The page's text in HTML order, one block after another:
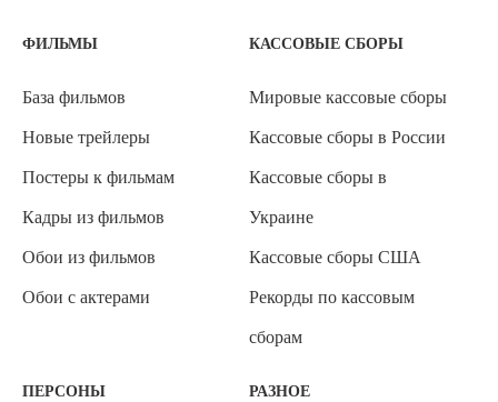
ФИЛЬМЫ
База фильмов
Новые трейлеры
Постеры к фильмам
Кадры из фильмов
Обои из фильмов
Обои с актерами
КАССОВЫЕ СБОРЫ
Мировые кассовые сборы
Кассовые сборы в России
Кассовые сборы в
Украине
Кассовые сборы США
Рекорды по кассовым
сборам
ПЕРСОНЫ РАЗНОЕ